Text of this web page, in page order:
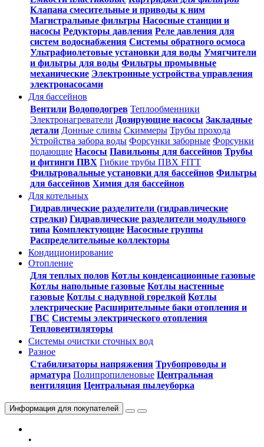
Клапана смесительные и приводы к ним
Магистральные фильтры Насосные станции и
насосы Редукторы давления Реле давления для
систем водоснабжения Системы обратного осмоса
Ультрафиолетовые установки для воды Умягчители
и фильтры для воды Фильтры промывные
механические Электронные устройства управления
электронасосами
Для бассейнов
Вентили Водоподогрев Теплообменники
Электронагреватели Дозирующие насосы Закладные
детали Донные сливы Скиммеры Трубы прохода
Устройства забора воды Форсунки заборные Форсунки
подающие Насосы Павильоны для бассейнов Трубы
и фитинги ПВХ Гибкие трубы ПВХ FITT
Фильтровальные установки для бассейнов Фильтры
для бассейнов Химия для бассейнов
Для котельных
Гидравлические разделители (гидравлические
стрелки) Гидравлические разделители модульного
типа Комплектующие Насосные группы
Распределительные коллекторы
Кондиционирование
Отопление
Для теплых полов Котлы конденсационные газовые
Котлы напольные газовые Котлы настенные
газовые Котлы с надувной горелкой Котлы
электрические Расширительные баки отопления и
ГВС Системы электрического отопления
Тепловентиляторы
Системы очистки сточных вод
Разное
Стабилизаторы напряжения Трубопроводы и
арматура Полипропиленовые Центральная
вентиляция Центральная пылеуборка
Информация для покупателей
•